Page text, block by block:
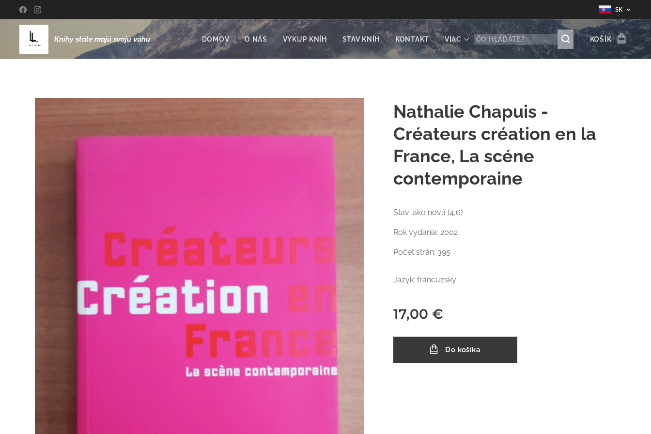
SK
Knihy stále majú svoju váhu DOMOV O NÁS VÝKUP KNÍH STAV KNÍH KONTAKT VIAC KOŠÍK
Nathalie Chapuis -
Créateurs création en la
France, La scéne
contemporaine
Stav: ako nová (4,6)
Rok vydania: 2002
Počet strán: 395
Jazyk: francúzsky
17,00 €
Do košíka